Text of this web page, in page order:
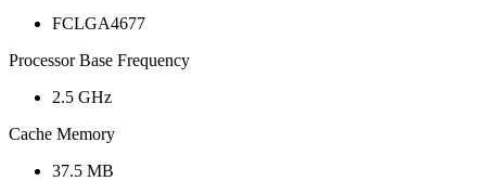
FCLGA4677
Processor Base Frequency
2.5 GHz
Cache Memory
37.5 MB